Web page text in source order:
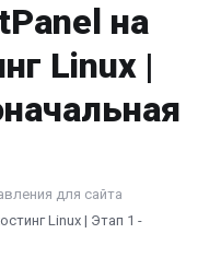
на
Linux |
для сайта
Linux | Этап 1 -